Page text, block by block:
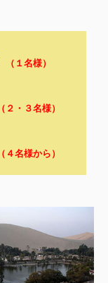
（１名様）
（２・３名様）
（４名様から）